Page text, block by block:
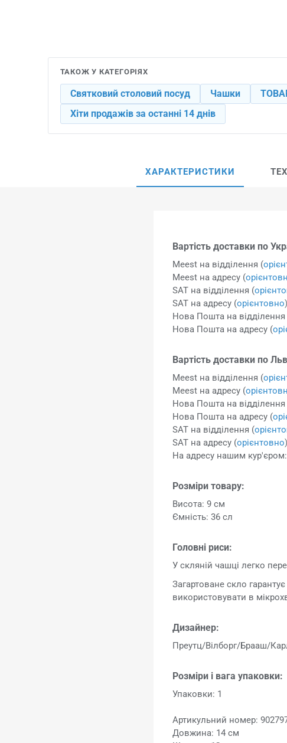
ТАКОЖ У КАТЕГОРІЯХ
Святковий столовий посуд Чашки
Хіти продажів за останні 14 днів
ХАРАКТЕРИСТИКИ
Вартість доставки по
Meest на відділення (
Meest на адресу (
SAT на відділення (
SAT на адресу (орієнтовно
Нова Пошта на відділення
Нова Пошта на адресу (
Вартість доставки по
Meest на відділення (
Meest на адресу (
Нова Пошта на відділення
Нова Пошта на адресу (
SAT на відділення (
SAT на адресу (орієнтовно
На адресу нашим кур'єром:
Розміри товару:
Висота: 9 см
Ємність: 36 сл
Головні риси:
У скляній чашці легко
Загартоване скло
використовувати в
Дизайнер:
Преутц/Вілборг/Брааш/
Розміри і вага упаковки:
Упаковки: 1
Артикульний номер:
Довжина: 14 см